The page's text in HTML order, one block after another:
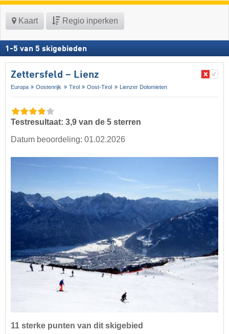
Kaart Regio inperken
1 -5 van 5 skigebieden
Zettersfeld – Lienz
Europa Oostenrijk Tirol Oost-Tirol Lienzer Dolomieten
Testresultaat: 3,9 van de 5 sterren
Datum beoordeling: 01.02.2026
11 sterke punten van dit skigebied